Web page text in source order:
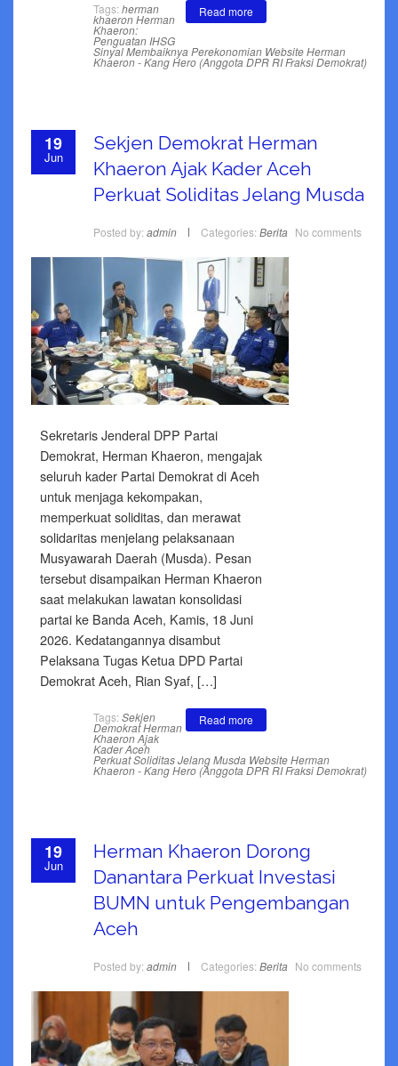
Read more
Tags: herman
khaeronHerman
Khaeron:
Penguatan IHSG
Sinyal Membaiknya Perekonomian Website Herman
Khaeron - Kang Hero (Anggota DPR RI Fraksi Demokrat)
19
Jun
Sekjen Demokrat Herman
Khaeron Ajak Kader Aceh
Perkuat Soliditas Jelang Musda
Posted by: admin Categories: Berita No comments
Sekretaris Jenderal DPP Partai
Demokrat, Herman Khaeron, mengajak
seluruh kader Partai Demokrat di Aceh
untuk menjaga kekompakan,
memperkuat soliditas, dan merawat
solidaritas menjelang pelaksanaan
Musyawarah Daerah (Musda). Pesan
tersebut disampaikan Herman Khaeron
saat melakukan lawatan konsolidasi
partai ke Banda Aceh, Kamis, 18 Juni
2026. Kedatangannya disambut
Pelaksana Tugas Ketua DPD Partai
Demokrat Aceh, Rian Syaf, […]
Read more
Tags: Sekjen
Demokrat Herman
Khaeron Ajak
Kader Aceh
Perkuat Soliditas Jelang Musda Website Herman
Khaeron - Kang Hero (Anggota DPR RI Fraksi Demokrat)
19
Jun
Herman Khaeron Dorong
Danantara Perkuat Investasi
BUMN untuk Pengembangan
Aceh
Posted by: admin Categories: Berita No comments